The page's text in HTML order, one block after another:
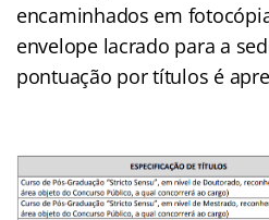
encaminhados em
envelope lacrado para a
pontuação por títulos é